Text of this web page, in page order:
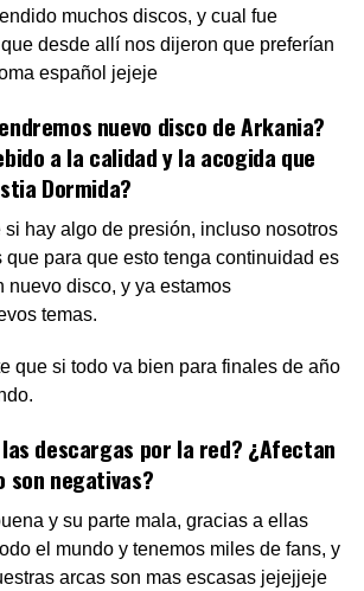
muchos discos, y cual fue
desde allí nos dijeron que preferían
español jejeje
nuevo disco de Arkania?
a la calidad y la acogida que
Dormida?
si hay algo de presión, incluso nosotros
que para que esto tenga continuidad es
nuevo disco, y ya estamos
temas.
que si todo va bien para finales de año
las descargas por la red? ¿Afectan
son negativas?
y su parte mala, gracias a ellas
el mundo y tenemos miles de fans, y
arcas son mas escasas jejejjeje